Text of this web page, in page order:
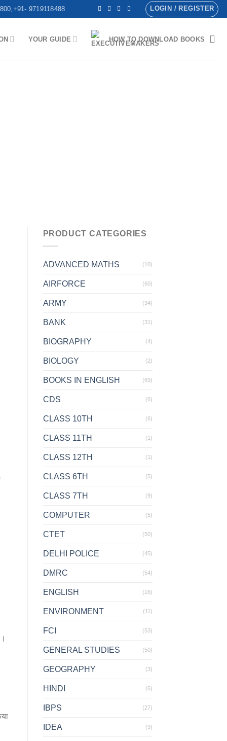
9719118488 LOGIN / REGISTER
YOUR GUIDE HOW TO DOWNLOAD BOOKS
PRODUCT CATEGORIES
ADVANCED MATHS (10)
AIRFORCE (60)
ARMY (34)
BANK (31)
BIOGRAPHY (4)
BIOLOGY (2)
BOOKS IN ENGLISH (69)
CDS (6)
CLASS 10TH (6)
CLASS 11TH (1)
CLASS 12TH (1)
CLASS 6TH (5)
CLASS 7TH (9)
COMPUTER (5)
CTET (50)
DELHI POLICE (45)
DMRC (54)
ENGLISH (16)
ENVIRONMENT (11)
FCI (53)
GENERAL STUDIES (50)
GEOGRAPHY (3)
HINDI (6)
IBPS (27)
IDEA (9)